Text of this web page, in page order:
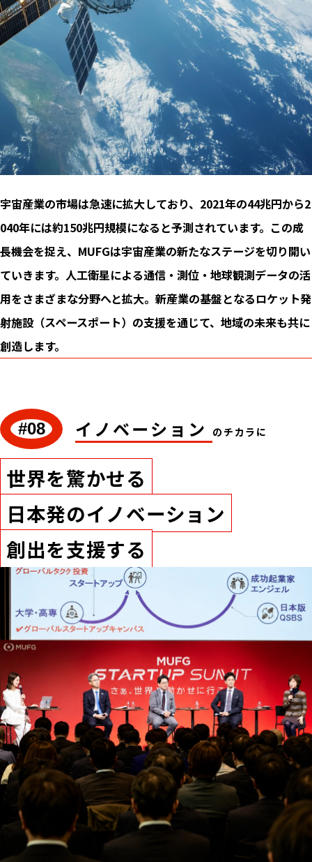
宇宙産業の市場は急速に拡大しており、2021年の44兆円から2
040年には約150兆円規模になると予測されています。この成
長機会を捉え、MUFGは宇宙産業の新たなステージを切り開い
ていきます。人工衛星による通信・測位・地球観測データの活
用をさまざまな分野へと拡大。新産業の基盤となるロケット発
射施設（スペースポート）の支援を通じて、地域の未来も共に
創造します。
#08 イノベーション のチカラに
世界を驚かせる
日本発のイノベーション
創出を支援する